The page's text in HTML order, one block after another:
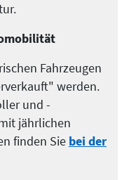
Fahrzeugen
werden.
und -
jährlichen
finden Sie bei der